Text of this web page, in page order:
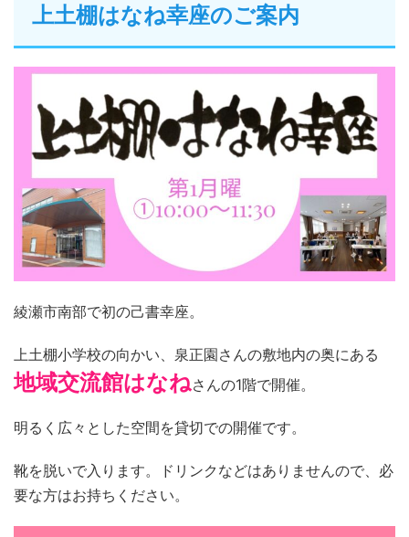
上土棚はなね幸座のご案内
綾瀬市南部で初の己書幸座。
上土棚小学校の向かい、泉正園さんの敷地内の奥にある
地域交流館はなねさんの1階で開催。
明るく広々とした空間を貸切での開催です。
靴を脱いで入ります。ドリンクなどはありませんので、必
要な方はお持ちください。